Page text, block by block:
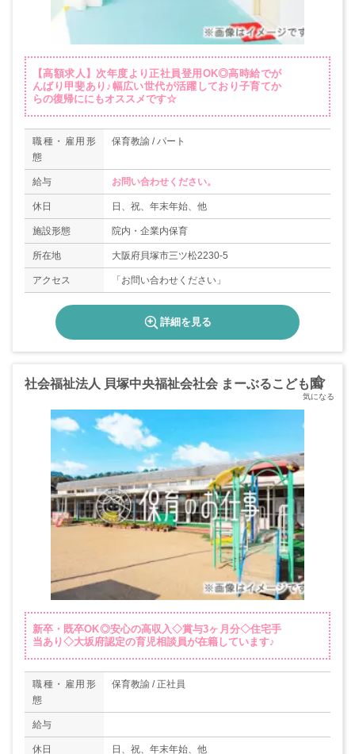
【高額求人】次年度より正社員登用OK◎高時給でが
んばり甲斐あり♪幅広い世代が活躍しており子育てか
らの復帰ににもオススメです☆
職種・雇用形
態
保育教諭 / パート
給与 お問い合わせください。
休日 日、祝、年末年始、他
施設形態 院内・企業内保育
所在地 大阪府貝塚市三ツ松2230-5
アクセス 「お問い合わせください」
詳細を見る
社会福祉法人 貝塚中央福祉会社会 まーぶるこども園
新卒・既卒OK◎安心の高収入◇賞与3ヶ月分◇住宅手
当あり◇大坂府認定の育児相談員が在籍しています♪
職種・雇用形
態
保育教諭 / 正社員
給与
休日 日、祝、年末年始、他